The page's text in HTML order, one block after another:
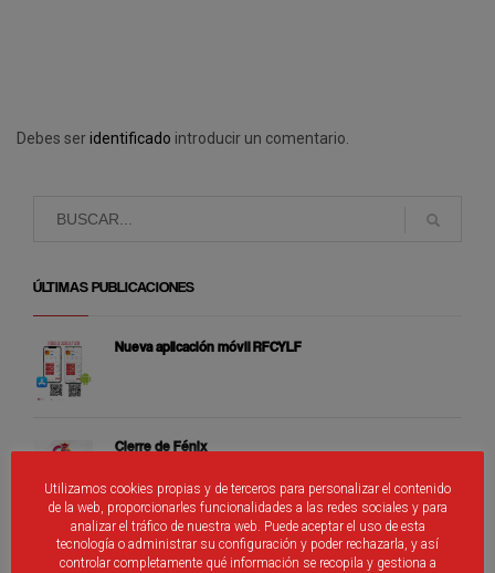
Debes seridentificado introducir un comentario.
ÚLTIMAS PUBLICACIONES
Nueva aplicación móvil RFCYLF
Cierre de Fénix
Selecciones Alevines de Castilla y León
Utilizamos cookies propias y de terceros para personalizar el contenido
de la web, proporcionarles funcionalidades a las redes sociales y para
analizar el tráfico de nuestra web. Puede aceptar el uso de esta
tecnología o administrar su configuración y poder rechazarla, y así
controlar completamente qué información se recopila y gestiona a